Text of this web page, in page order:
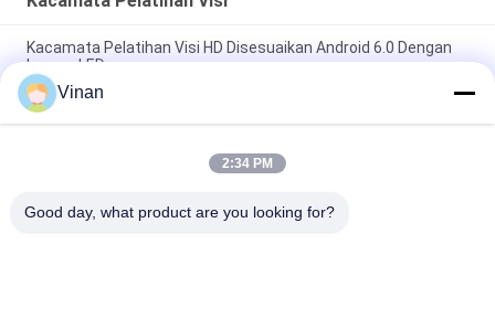
Kacamata Pelatihan Visi HD Disesuaikan Android 6.0 Dengan
Lampu LED
Kacamata Pelatihan Visi Cerdas, Kacamata Kamera Video
Resolusi Tinggi Untuk Perawatan Medis Mata
Kacamata Pelatihan Visi 13MP HD, Kacamata Terapi
Vinan
2:34 PM
Good day, what product are you looking for?